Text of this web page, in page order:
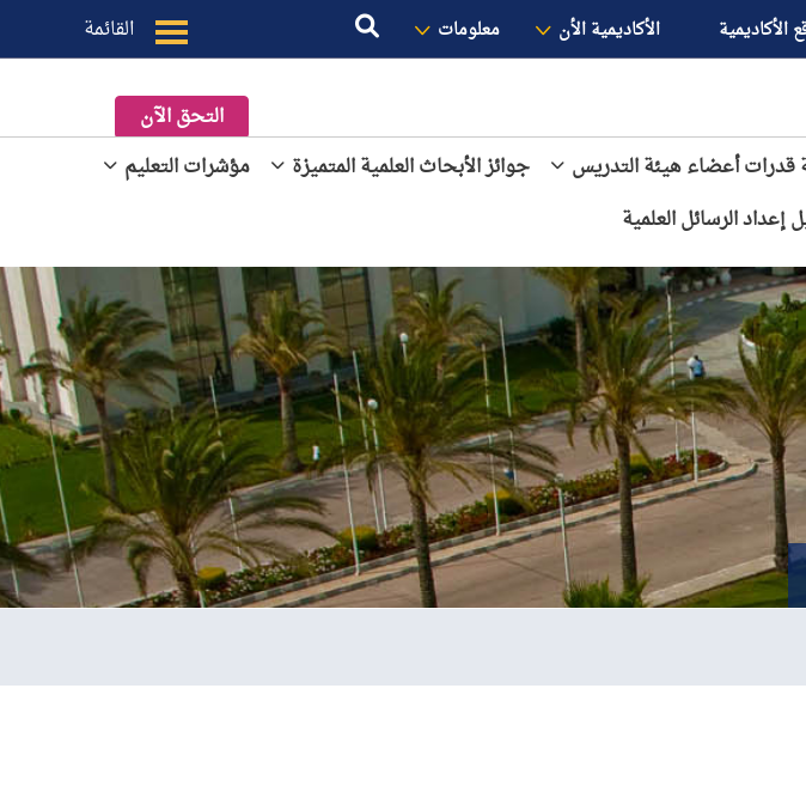
الأكاديمية الأكاديمية الأن معلومات القائمة
التحق الآن
قدرات أعضاء هيئة التدريس جوائز الأبحاث العلمية المتميزة
مؤشرات التعليم
إعداد الرسائل العلمية